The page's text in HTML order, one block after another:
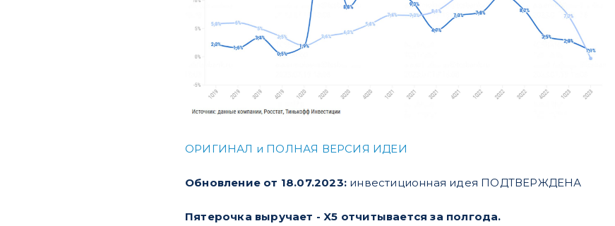
ОРИГИНАЛ и ПОЛНАЯ ВЕРСИЯ ИДЕИ
Обновление от 18.07.2023: инвестиционная идея ПОДТВЕРЖДЕНА
​​Пятерочка выручает -X5 отчитывается за полгода.